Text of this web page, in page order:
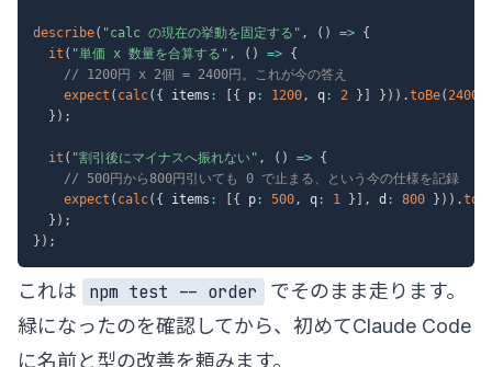
describe( "calc の現在の挙動を固定する" , ( ) => {
it ( "単価 x 数量を合算する" , ( ) => {
// 1200円 x 2個 = 2400円。これが今の答え
expect ( calc( { items : { p : 1200, q : 2 } } ) ) .toBe( 2400
} ) ;
it ( "割引後にマイナスへ振れない" , ( ) => {
// 500円から800円引いても 0 で止まる、という今の仕様を記録
expect ( calc( { items : { p : 500, q : 1 } , d : 800 } ) ) .
} ) ;
} ) ;
これは npm test -- order
でそのまま走ります。
緑になったのを確認してから、初めてClaude Code
に名前と型の改善を頼みます。